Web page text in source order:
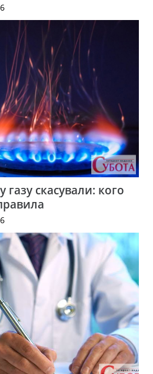
газу скасували: кого